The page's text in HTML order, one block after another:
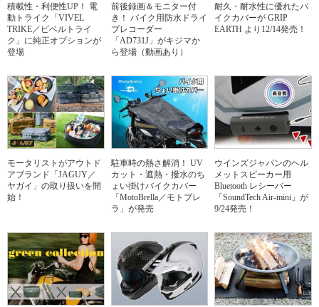
積載性・利便性UP！ 電
動トライク「VIVEL
TRIKE／ビベルトライ
ク」に純正オプションが
登場
前後録画＆モニター付
き！ バイク用防水ドライ
ブレコーダー
「AD731J」がキジマか
ら登場（動画あり）
耐久・耐水性に優れたバ
イクカバーが GRIP
EARTH より12/14発売！
モータリストがアウトド
アブランド「JAGUY／
ヤガイ」の取り扱いを開
始！
駐車時の熱さ解消！ UV
カット・遮熱・撥水のち
ょい掛けバイクカバー
「MotoBrella／モトブレ
ラ」が発売
ウインズジャパンのヘル
メットスピーカー用
Bluetooth レシーバー
「SoundTech Air-mini」が
9/24発売！